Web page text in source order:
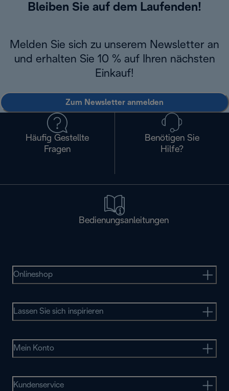
Bleiben Sie auf dem Laufenden!
Melden Sie sich zu unserem Newsletter an
und erhalten Sie 10 % auf Ihren nächsten
Einkauf!
Zum Newsletter anmelden
Häufig Gestellte
Fragen
Benötigen Sie
Hilfe?
Bedienungsanleitungen
Onlineshop
Lassen Sie sich inspirieren
Mein Konto
Kundenservice